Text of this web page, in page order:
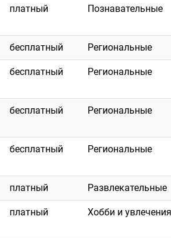
платный Познавательные
бесплатный Региональные
бесплатный Региональные
бесплатный Региональные
бесплатный Региональные
платный Развлекательные
платный Хобби и увлечения